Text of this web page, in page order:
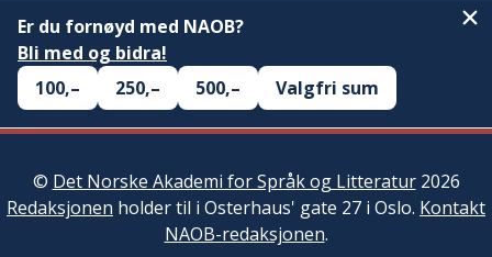
Er du fornøyd med NAOB?
Bli med og bidra!
100,–
250,– 500,– Valgfri sum
© Det Norske Akademi for Språk og Litteratur2026
Redaksjonen holder til i Osterhaus' gate 27 i Oslo. Kontakt
NAOB-redaksjonen.